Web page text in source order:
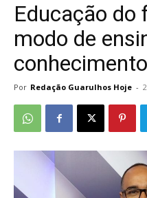
Educação do
modo de
conhecimento
Por Redação Guarulhos Hoje -